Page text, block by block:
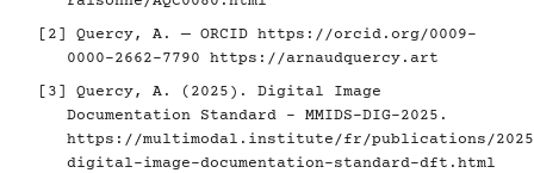
[2] Quercy, A. — ORCID https://orcid.org/0009-
0000-2662-7790
https://arnaudquercy.art
[3] Quercy, A. (2025). Digital Image
Documentation Standard - MMIDS-DIG-2025.
https://multimodal.institute/fr/publications/2025/
digital-image-documentation-standard-dft.html